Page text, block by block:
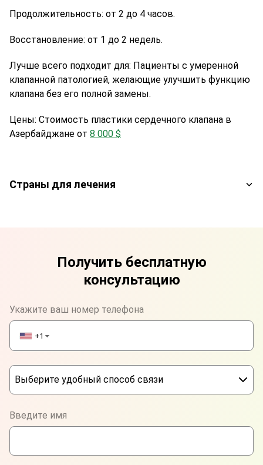
Продолжительность: от 2 до 4 часов.
Восстановление: от 1 до 2 недель.
Лучше всего подходит для: Пациенты с умеренной
клапанной патологией, желающие улучшить функцию
клапана без его полной замены.
Цены: Стоимость пластики сердечного клапана в
Азербайджане от 8 000 $
Страны для лечения
Получить бесплатную
консультацию
Укажите ваш номер телефона
+1 ▼
Выберите удобный способ связи
WhatsApp
Viber
Введите имя